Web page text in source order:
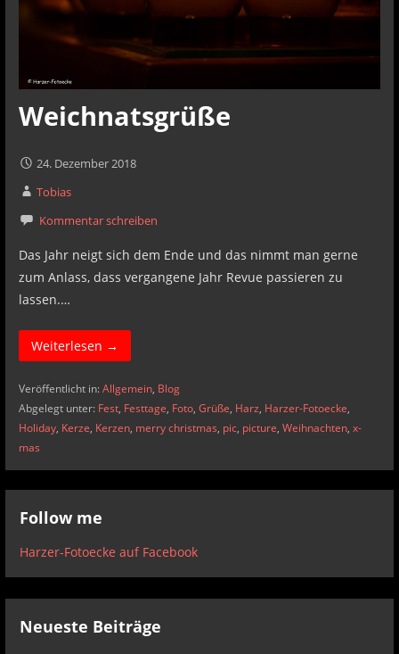
Weichnatsgrüße
24. Dezember 2018
Tobias
Kommentar schreiben
Das Jahr neigt sich dem Ende und das nimmt man gerne
zum Anlass, dass vergangene Jahr Revue passieren zu
lassen.…
Weiterlesen →
Veröffentlicht in:Allgemein, Blog
Abgelegt unter: Fest, Festtage, Foto, Grüße, Harz, Harzer-Fotoecke,
Holiday, Kerze, Kerzen, merry christmas, pic, picture, Weihnachten, x-
mas
Follow me
Harzer-Fotoecke auf Facebook
Neueste Beiträge